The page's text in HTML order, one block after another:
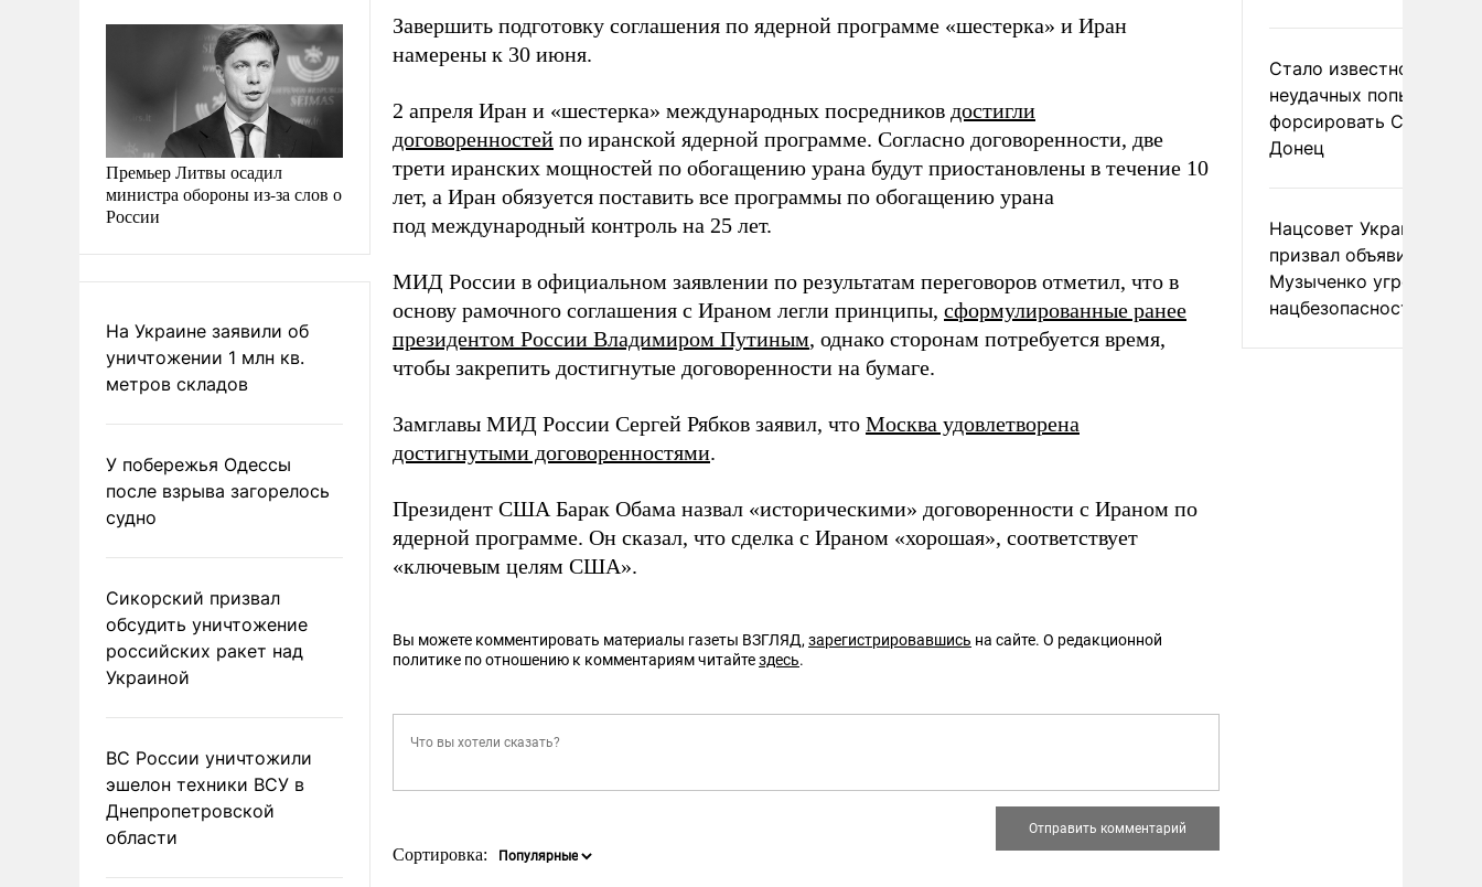
Премьер Литвы осадил
министра обороны из-за слов о
России
На Украине заявили об
уничтожении 1 млн кв.
метров складов
У побережья Одессы
после взрыва загорелось
судно
Сикорский призвал
обсудить уничтожение
российских ракет над
Украиной
ВС России уничтожили
эшелон техники ВСУ в
Днепропетровской
области
Завершить подготовку соглашения по ядерной программе «шестерка» и Иран
намерены к 30 июня.
2 апреля Иран и «шестерка» международных посредников достигли
договоренностей по иранской ядерной программе. Согласно договоренности, две
трети иранских мощностей по обогащению урана будут приостановлены в течение 10
лет, а Иран обязуется поставить все программы по обогащению урана
под международный контроль на 25 лет.
МИД России в официальном заявлении по результатам переговоров отметил, что в
основу рамочного соглашения с Ираном легли принципы, сформулированные ранее
президентом России Владимиром Путиным, однако сторонам потребуется время,
чтобы закрепить достигнутые договоренности на бумаге.
Замглавы МИД России Сергей Рябков заявил, что Москва удовлетворена
достигнутыми договоренностями.
Президент США Барак Обама назвал «историческими» договоренности с Ираном по
ядерной программе. Он сказал, что сделка с Ираном «хорошая», соответствует
«ключевым целям США».
Вы можете комментировать материалы газеты ВЗГЛЯД, зарегистрировавшись на сайте. О редакционной
политике по отношению к комментариям читайтездесь.
Сортировка:
Стало известно о
неудачных попытках
форсировать
Донец
Нацсовет Украины по
призвал объявить
Музыченко угрозой
нацбезопасности